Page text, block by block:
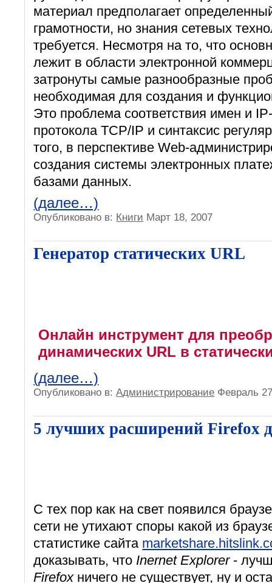
материал предполагает
грамотности, но знания сетевых
требуется. Несмотря на то, что
лежит в области электронной
затронуты самые разнообразные
необходимая для создания и
Это проблема соответствия имен и
протокола ТСР/IР и синтаксис
того, в перспективе Web-
создания системы электронных
базами данных.
(далее…)
Опубликовано в: Книги Март 18, 2007
Генератор статических URL
Онлайн инструмент для
динамических URL в
(далее…)
Опубликовано в:Администрирование Февраль
5 лучших расширений Firefox
С тех пор как на свет появился
сети не утихают споры какой из
статистике сайта
доказывать, что Inernet Explorer-
Firefoxничего не существует, ну и